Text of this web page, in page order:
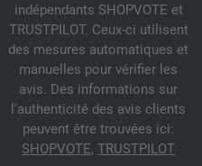
indépendants SHOPVOTE et
TRUSTPILOT. Ceux-ci utilisent
des mesures automatiques et
manuelles pour vérifier les
avis. Des informations sur
l'authenticité des avis clients
peuvent être trouvées ici:
SHOPVOTE, TRUSTPILOT